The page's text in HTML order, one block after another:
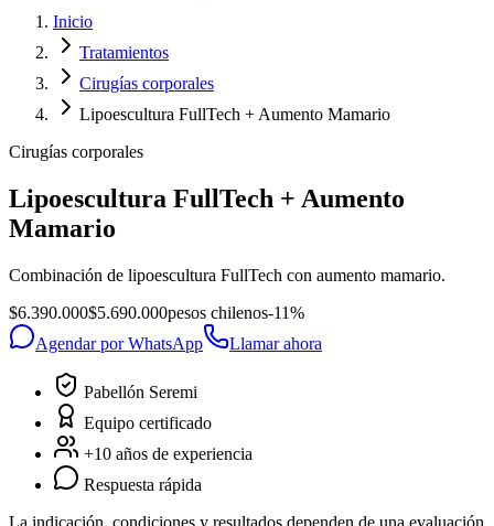
Inicio
Tratamientos
Cirugías corporales
Lipoescultura FullTech + Aumento Mamario
Cirugías corporales
Lipoescultura FullTech + Aumento
Mamario
Combinación de lipoescultura FullTech con aumento mamario.
$6.390.000$5.690.000pesos chilenos-11%
Agendar por WhatsApp
Llamar ahora
Pabellón Seremi
Equipo certificado
+10 años de experiencia
Respuesta rápida
La indicación, condiciones y resultados dependen de una evaluación